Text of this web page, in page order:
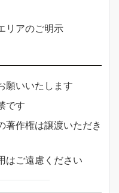
リアのご明示
願いいたします
です
著作権は譲渡いただき
はご遠慮ください